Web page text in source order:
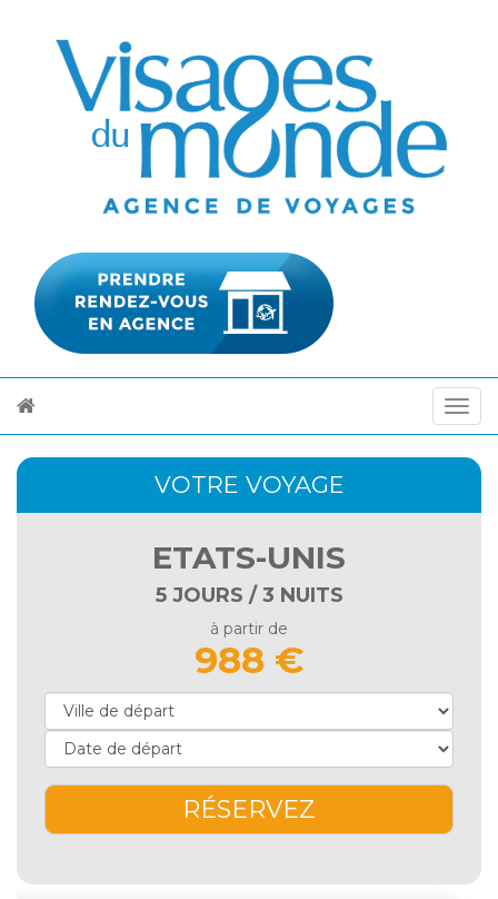
VOTRE VOYAGE
ETATS-UNIS
5 JOURS / 3 NUITS
à partir de
988 €
RÉSERVEZ